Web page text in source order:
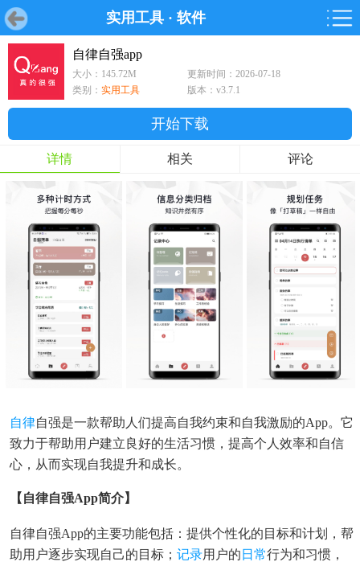
实用工具 · 软件
游戏 软件
软件 鸿蒙
游戏
鸿蒙
软件
自律自强app
大小：145.72M
更新时间：2026-07-18
类别： 实用工具 版本：v3.7.1
开始下载
详情 相关 评论
自律自强是一款帮助人们提高自我约束和自我激励的App。它
致力于帮助用户建立良好的生活习惯，提高个人效率和自信
心，从而实现自我提升和成长。
【自律自强app简介】
自律自强App的主要功能包括：提供个性化的目标和计划，帮
助用户逐步实现自己的目标； 记录用户的 日常行为和习惯，